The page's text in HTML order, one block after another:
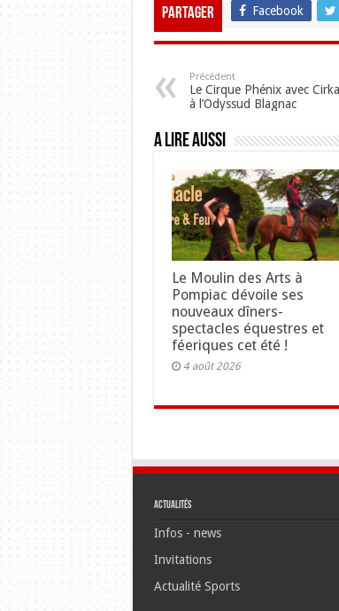
Partager Facebook
Précédent
Le Cirque Phénix avec
à l’Odyssud Blagnac
A lire aussi
Le Moulin des Arts à
Pompiac dévoile ses
nouveaux dîners-
spectacles équestres et
féeriques cet été !
4 août 2026
Actualités
Infos - news
Invitations
Actualité Sports